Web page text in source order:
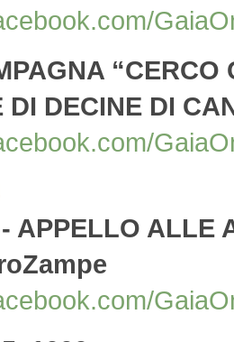
“CERCO
DI DECINE DI
APPELLO ALLE